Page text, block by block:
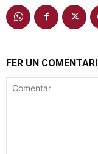
FER UN COMENTARI